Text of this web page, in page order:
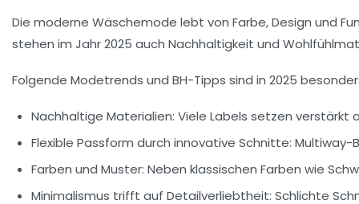
Die moderne Wäschemode lebt von Farbe, Design und
stehen im Jahr 2025 auch Nachhaltigkeit und
Folgende Modetrends und BH-Tipps sind in 2025
Nachhaltige Materialien: Viele Labels setzen verstärkt
Flexible Passform durch innovative Schnitte: Multiway-
Farben und Muster: Neben klassischen Farben wie
Minimalismus trifft auf Detailverliebtheit: Schlichte